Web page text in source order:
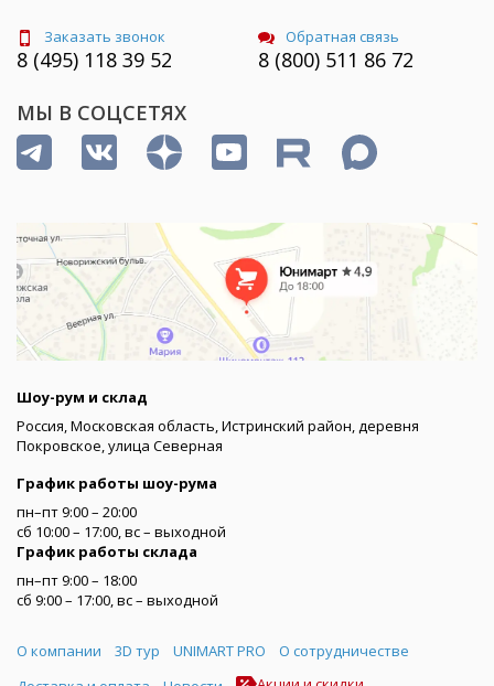
Заказать звонок
8 (495) 118 39 52
Обратная связь
8 (800) 511 86 72
МЫ В СОЦСЕТЯХ
Шоу-рум и склад
Россия, Московская область, Истринский район, деревня
Покровское, улица Северная
График работы шоу-рума
пн–пт 9:00 – 20:00
сб 10:00 – 17:00, вс – выходной
График работы склада
пн–пт 9:00 – 18:00
сб 9:00 – 17:00, вс – выходной
Меню
О компании 3D тур UNIMART PRO
О сотрудничестве